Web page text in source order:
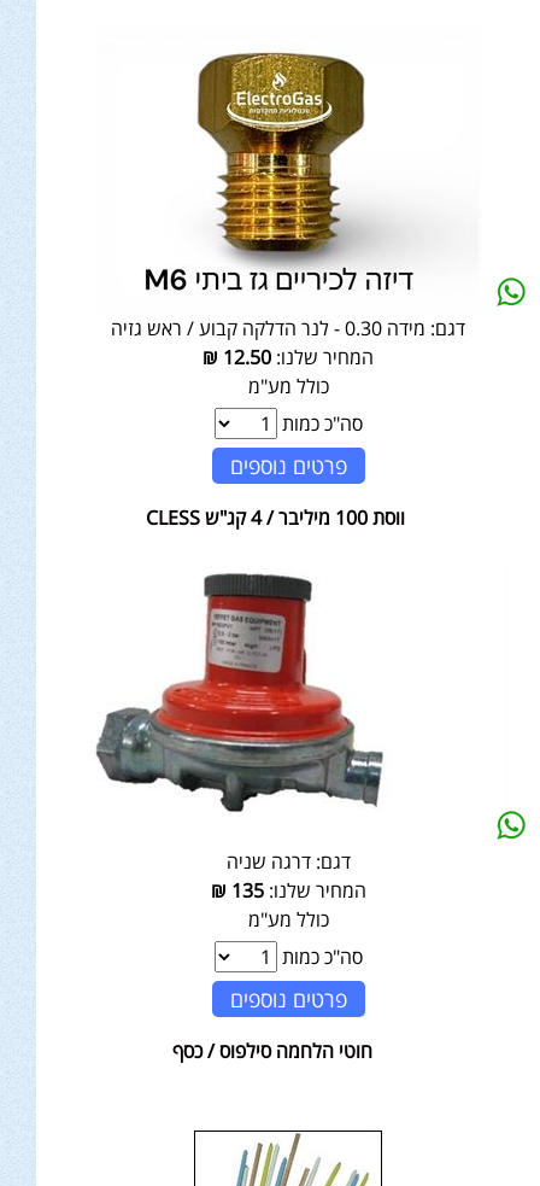
דגם: מידה 0.30 - לנר הדלקה קבוע / ראש גזיה
המחיר שלנו: 12.50
₪
כולל מע"מ
סה"כ כמות
פרטים נוספים
ווסת 100 מיליבר / 4 קג"ש CLESS
דגם: דרגה שניה
המחיר שלנו:135
₪
כולל מע"מ
סה"כ כמות
פרטים נוספים
חוטי הלחמה סילפוס / כסף